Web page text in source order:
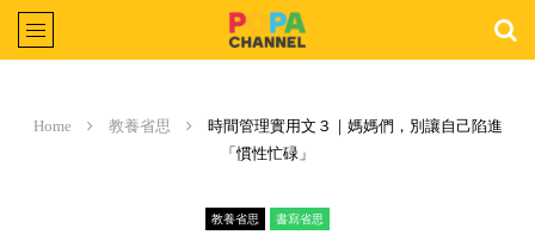
Home 教養省思
時間管理實用文３｜媽媽們，別讓自己陷進
「慣性忙碌」
教養省思 書寫省思